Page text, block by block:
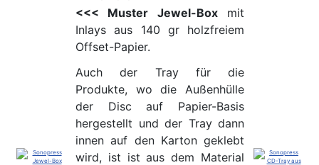
<<< Muster Jewel-Boxmit
Inlays aus 140 gr holzfreiem
Offset-Papier.
Auch der Tray für die
Produkte, wo die Außenhülle
der Disc auf Papier-Basis
hergestellt und der Tray dann
innen auf den Karton geklebt
wird, ist ist aus dem Material